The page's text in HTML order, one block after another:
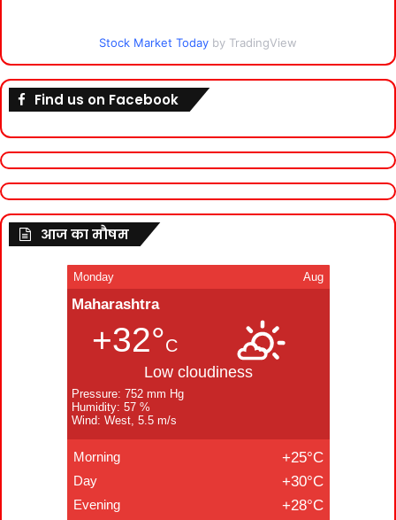
Stock Market Today by TradingView
Find us on Facebook
आज का मौषम
Monday Aug
Maharashtra
+32°C
Low cloudiness
Pressure: 752 mm Hg
Humidity: 57 %
Wind: West, 5.5 m/s
Morning +25°C
Day +30°C
Evening +28°C